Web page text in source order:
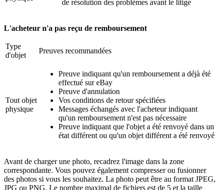
de résolution des problèmes avant le litige
L'acheteur n'a pas reçu de remboursement
Type
d'objet
Preuves recommandées
Tout objet
physique
Preuve indiquant qu'un remboursement a déjà été
effectué sur eBay
Preuve d'annulation
Vos conditions de retour spécifiées
Messages échangés avec l'acheteur indiquant
qu'un remboursement n'est pas nécessaire
Preuve indiquant que l'objet a été renvoyé dans un
état différent ou qu'un objet différent a été renvoyé
Avant de charger une photo, recadrez l'image dans la zone
correspondante. Vous pouvez également compresser ou fusionner
des photos si vous les souhaitez. La photo peut être au format JPEG,
JPG ou PNG. Le nombre maximal de fichiers est de 5 et la taille